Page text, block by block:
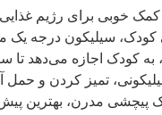
کمک خوبی برای رژیم
کودک، سیلیکون درجه یک
به کودک اجازه می‌دهد تا
تمیز کردن و
پیچشی مدرن، بهترین